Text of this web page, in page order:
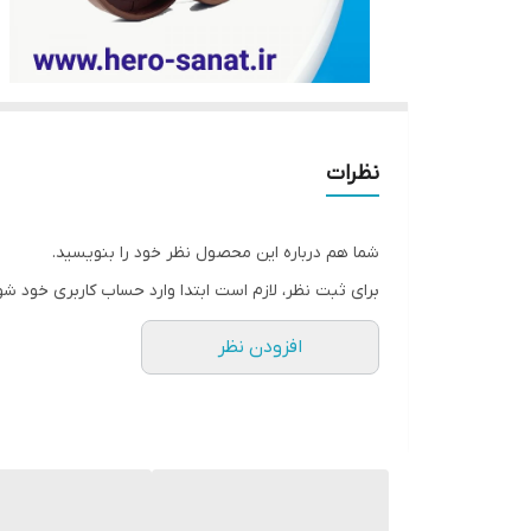
نظرات
شما هم درباره این محصول نظر خود را بنویسید.
برای ثبت نظر، لازم است ابتدا وارد حساب کاربری خود
افزودن نظر